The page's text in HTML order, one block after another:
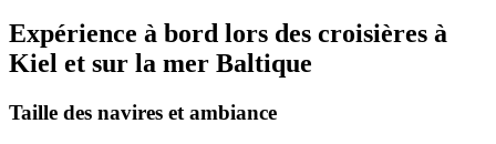
Expérience à bord lors des croisières à
Kiel et sur la mer Baltique
Taille des navires et ambiance